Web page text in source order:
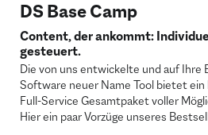
DS Base Camp
Content, der ankommt:
gesteuert.
Die von uns entwickelte und auf Ihre
Software neuer Name Tool bietet
Full-Service Gesamtpaket voller
Hier ein paar Vorzüge unseres